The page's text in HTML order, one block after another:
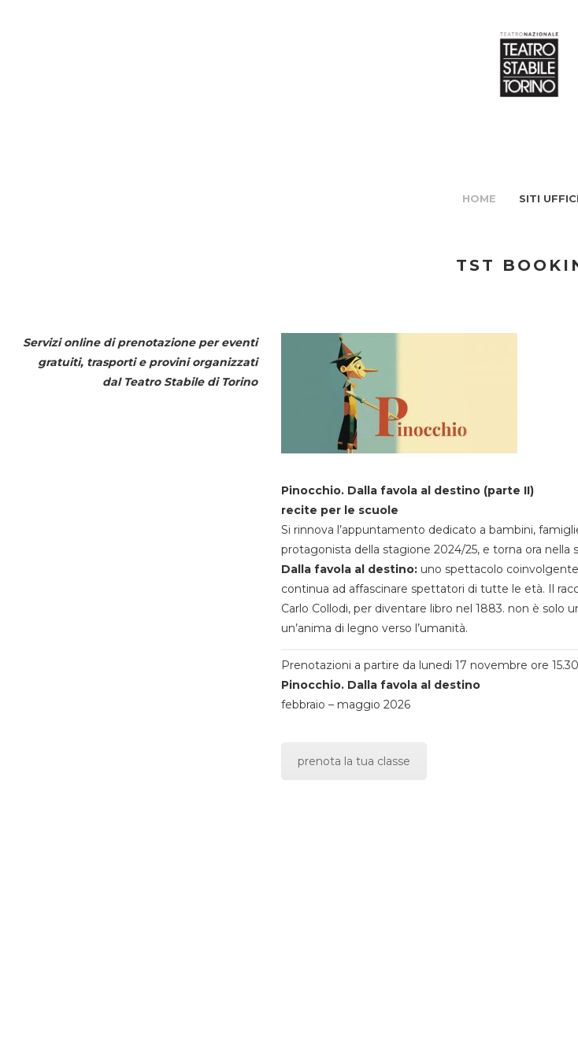
HOME SITI
TST
Servizi online di prenotazione per eventi
gratuiti, trasporti e provini organizzati
dal Teatro Stabile di Torino
Pinocchio. Dalla favola al destino (parte II)
recite per le scuole
Si rinnova l’appuntamento dedicato a bambini,
protagonista della stagione 2024/25, e torna ora nella
Dalla favola al destino:uno spettacolo
continua ad affascinare spettatori di tutte le età. Il
Carlo Collodi, per diventare libro nel 1883. non è solo
un’anima di legno verso l’umanità.
Prenotazioni a partire da lunedi 17 novembre ore 15.30
Pinocchio. Dalla favola al destino
febbraio – maggio 2026
prenota la tua classe